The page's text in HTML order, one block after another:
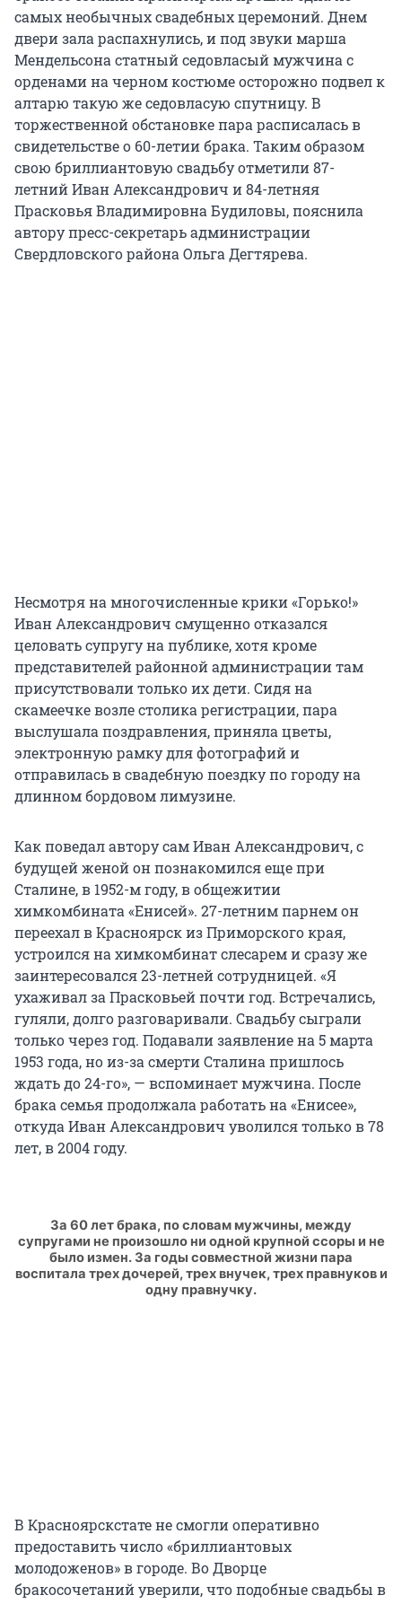
самых необычных свадебных церемоний. Днем
двери зала распахнулись, и под звуки марша
Мендельсона статный седовласый мужчина с
орденами на черном костюме осторожно подвел к
алтарю такую же седовласую спутницу. В
торжественной обстановке пара расписалась в
свидетельстве о 60-летии брака. Таким образом
свою бриллиантовую свадьбу отметили 87-
летний Иван Александрович и 84-летняя
Прасковья Владимировна Будиловы, пояснила
автору пресс-секретарь администрации
Свердловского района Ольга Дегтярева.
Несмотря на многочисленные крики «Горько!»
Иван Александрович смущенно отказался
целовать супругу на публике, хотя кроме
представителей районной администрации там
присутствовали только их дети. Сидя на
скамеечке возле столика регистрации, пара
выслушала поздравления, приняла цветы,
электронную рамку для фотографий и
отправилась в свадебную поездку по городу на
длинном бордовом лимузине.
Как поведал автору сам Иван Александрович, с
будущей женой он познакомился еще при
Сталине, в 1952-м году, в общежитии
химкомбината «Енисей». 27-летним парнем он
переехал в Красноярск из Приморского края,
устроился на химкомбинат слесарем и сразу же
заинтересовался 23-летней сотрудницей. «Я
ухаживал за Прасковьей почти год. Встречались,
гуляли, долго разговаривали. Свадьбу сыграли
только через год. Подавали заявление на 5 марта
1953 года, но из-за смерти Сталина пришлось
ждать до 24-го», — вспоминает мужчина. После
брака семья продолжала работать на «Енисее»,
откуда Иван Александрович уволился только в 78
лет, в 2004 году.
За 60 лет брака, по словам мужчины, между
супругами не произошло ни одной крупной ссоры и не
было измен. За годы совместной жизни пара
воспитала трех дочерей, трех внучек, трех правнуков и
одну правнучку.
В Красноярскстате не смогли оперативно
предоставить число «бриллиантовых
молодоженов» в городе. Во Дворце
бракосочетаний уверили, что подобные свадьбы в